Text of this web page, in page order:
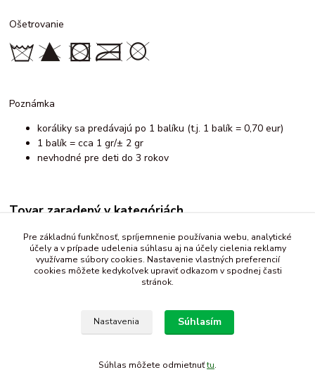
Ošetrovanie
Poznámka
koráliky sa predávajú po 1 balíku (t.j. 1 balík = 0,70 eur)
1 balík = cca 1 gr/± 2 gr
nevhodné pre deti do 3 rokov
Tovar zaradený v kategóriách
Galantéria
koráliky
Pre základnú funkčnosť, spríjemnenie používania webu, analytické
účely a v prípade udelenia súhlasu aj na účely cielenia reklamy
využívame súbory cookies. Nastavenie vlastných preferencií
cookies môžete kedykoľvek upraviť odkazom v spodnej časti
stránok.
Nastavenia Súhlasím
Súhlas môžete odmietnuťtu.